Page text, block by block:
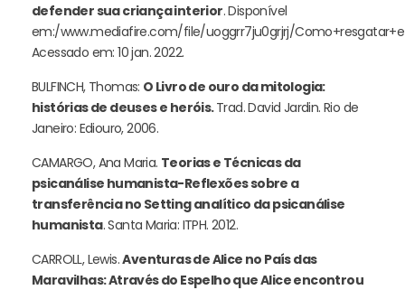
defender sua criança interior. Disponível
em:/www.mediafire.com/file/uoggrr7ju0grjrj/
Acessado em: 10 jan. 2022.
BULFINCH, Thomas: O Livro de ouro da mitologia:
histórias de deuses e heróis.Trad. David Jardin. Rio de
Janeiro: Ediouro, 2006.
CAMARGO, Ana Maria. Teorias e Técnicas da
psicanálise humanista-Reflexões sobre a
transferência no Setting analítico da psicanálise
humanista. Santa Maria: ITPH. 2012.
CARROLL, Lewis.Aventuras de Alice no País das
Maravilhas: Através do Espelho que Alice encontrou